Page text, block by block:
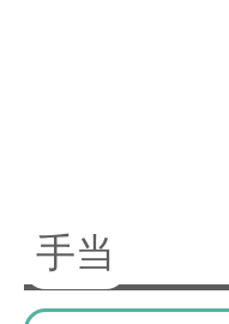
手当